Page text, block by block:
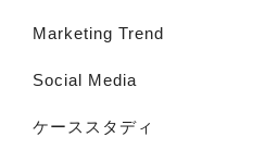
Marketing Trend
Social Media
ケーススタディ